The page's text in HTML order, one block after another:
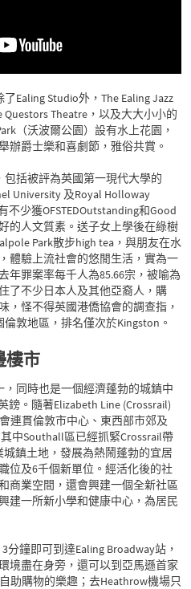
Ealing Studio外，The Ealing Jazz
Theatre，以及大大小小的
（沃波爾公園）設有水上花園，
辦爵士樂和喜劇節，雅俗共賞。
括被評為英國第一現代大學的
University 及Royal Holloway
少獲OFSTEDOutstanding和Good
的人文質素。送子女上學後在綠樹
Park散步high tea，與朋友在水
體驗上流社會的悠閒生活，實為一
年罪案率每千人為85.66宗，被喻為
了不少日本人及其他亞裔人，購
，怪不得英國港僑協會的調查指，
敦地區，排名僅次於Kingston。
樓市
同時也是一個經濟蓬勃的城鎮中
鎊。隨著Elizabeth Line (Crossrail)
連貫倫敦市中心、東西部市郊及
中Southall區已經抓緊Crossrail帶
鎮土地，發展為熱鬧蓬勃的宜居
位及6千個新單位。經活化後的社
商業空間，還會興建一個全新社區
建一所新小學和健康中心，為居民
鐘即可到達Ealing Broadway站，
境盡在身旁，還可以到亞馬遜首家
助購物的樂趣；去Heathrow機場只